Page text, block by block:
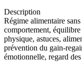
Description
Régime alimentaire
comportement,
physique, astuces,
prévention du gain-
émotionnelle, regard